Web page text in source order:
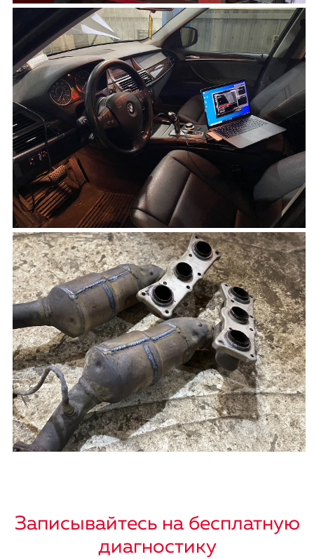
Записывайтесь на бесплатную
диагностику